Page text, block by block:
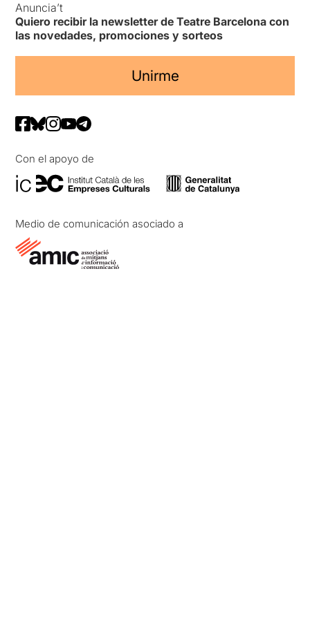
Anuncia’t
Quiero recibir la newsletter de Teatre Barcelona con
las novedades, promociones y sorteos
Unirme
Con el apoyo de
Medio de comunicación asociado a